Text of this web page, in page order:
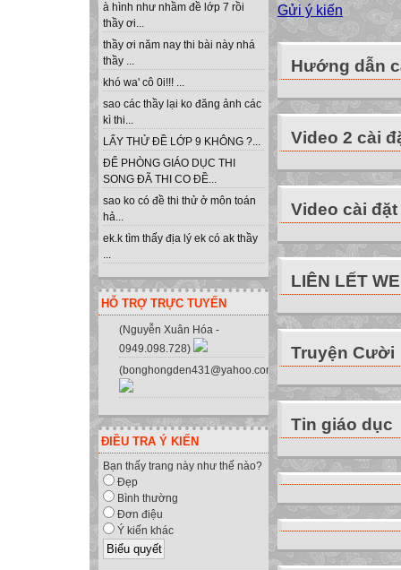
à hình như nhầm đề lớp 7 rồi
thầy ơi...
thầy ơi năm nay thi bài này nhá
thầy ...
khó wa' cô 0i!!! ...
sao các thầy lại ko đăng ảnh các
kì thi...
LẤY THỬ ĐỀ LỚP 9 KHÔNG ?...
ĐỂ PHÒNG GIÁO DỤC THI
SONG ĐÃ THI CO ĐỀ...
sao ko có đề thi thử ở môn toán
hả...
ek.k tìm thấy địa lý ek có ak thầy
...
HỖ TRỢ TRỰC TUYẾN
(Nguyễn Xuân Hóa -
0949.098.728)
(bonghongden431@yahoo.com.vn)
ĐIỀU TRA Ý KIẾN
Bạn thấy trang này như thế nào?
Đẹp
Bình thường
Đơn điệu
Ý kiến khác
Câu 2: Viết biểu
Excel?
b.
c. 76:3+(5+6)×2
KIỂM TRA BÀI
Câu 2: Viết biểu
Đáp án:
a. (15+3)/
b.
c. 7^6/3+(5+6)*2
THỰC HIỆN
TOÁN TRÊN
TRANG TÍNH
------------------
4. Bài tập
Tiết 15 - Bài 3:
3. Sử dụng địa
Em hãy cho biết
Địa chỉ của một
Tên cột
Gửi ý kiến
Hướng dẫn
Video 2 cài
Video cài đặt
LIÊN LẾT
Truyện Cười
Tin giáo dục